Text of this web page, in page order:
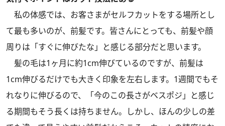
私の体感では、お客さまがセルフカットをする場所とし
て最も多いのが、前髪です。皆さんにとっても、前髪や顔
周りは「すぐに伸びたな」と感じる部分だと思います。
髪の毛は1ヶ月に約1cm伸びているのですが、前髪は
1cm伸びるだけでも大きく印象を左右します。1週間でもそ
れなりに伸びるので、「今のこの長さがベスポジ」と感じ
る期間もそう長くは持ちません。しかし、ほんの少しの差